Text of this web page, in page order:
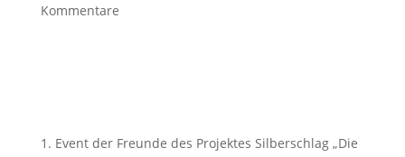
Kommentare
1. Event der Freunde des Projektes Silberschlag „Die